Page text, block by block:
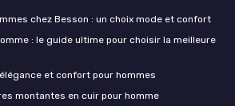
chez Besson : un choix mode et confort
: le guide ultime pour choisir la meilleure
et confort pour hommes
montantes en cuir pour homme